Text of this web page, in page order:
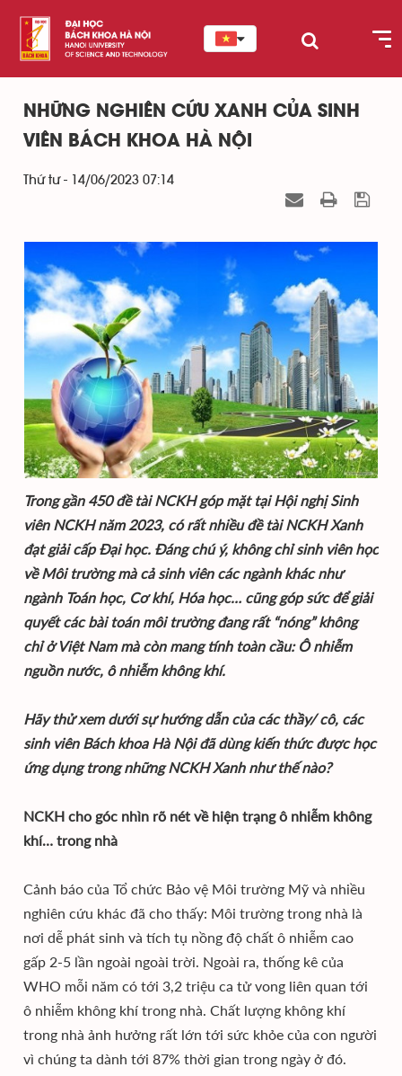
NHỮNG NGHIÊN CỨU XANH CỦA SINH
VIÊN BÁCH KHOA HÀ NỘI
Thứ tư - 14/06/2023 07:14
Trong gần 450 đề tài NCKH góp mặt tại Hội nghị Sinh
viên NCKH năm 2023, có rất nhiều đề tài NCKH Xanh
đạt giải cấp Đại học. Đáng chú ý, không chỉ sinh viên học
về Môi trường mà cả sinh viên các ngành khác như
ngành Toán học, Cơ khí, Hóa học… cũng góp sức để giải
quyết các bài toán môi trường đang rất “nóng” không
chỉ ở Việt Nam mà còn mang tính toàn cầu: Ô nhiễm
nguồn nước, ô nhiễm không khí.
Hãy thử xem dưới sự hướng dẫn của các thầy/ cô, các
sinh viên Bách khoa Hà Nội đã dùng kiến thức được học
ứng dụng trong những NCKH Xanh như thế nào?
NCKH cho góc nhìn rõ nét về hiện trạng ô nhiễm không
khí… trong nhà
Cảnh báo của Tổ chức Bảo vệ Môi trường Mỹ và nhiều
nghiên cứu khác đã cho thấy: Môi trường trong nhà là
nơi dễ phát sinh và tích tụ nồng độ chất ô nhiễm cao
gấp 2-5 lần ngoài ngoài trời. Ngoài ra, thống kê của
WHO mỗi năm có tới 3,2 triệu ca tử vong liên quan tới
ô nhiễm không khí trong nhà. Chất lượng không khí
trong nhà ảnh hưởng rất lớn tới sức khỏe của con người
vì chúng ta dành tới 87% thời gian trong ngày ở đó.